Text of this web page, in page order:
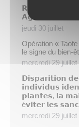
𝗥é𝘂𝗻𝗶𝗼𝗻
𝗔𝗴𝗿𝗶𝗰𝗼𝗹𝗲
jeudi 30 juillet
Opération «
le signe du bien-
mercredi 29 juillet
𝗗𝗶𝘀𝗽𝗮𝗿𝗶𝘁𝗶𝗼𝗻
𝗶𝗻𝗱𝗶𝘃𝗶𝗱𝘂𝘀
𝗽𝗹𝗮𝗻𝘁𝗲𝘀, 𝗹𝗮
é𝘃𝗶𝘁𝗲𝗿 𝗹𝗲𝘀
mercredi 29 juillet